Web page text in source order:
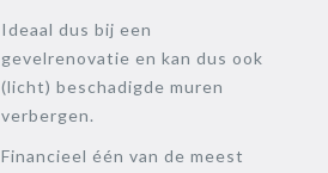
Ideaal dus bij een
gevelrenovatie en kan dus ook
(licht) beschadigde muren
verbergen.
Financieel één van de meest